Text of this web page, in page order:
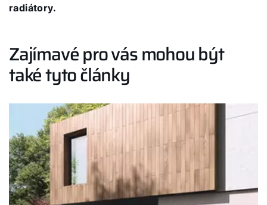
radiátory.
Zajímavé pro vás mohou být
také tyto články